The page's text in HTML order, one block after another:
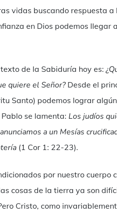
vidas buscando respuesta
en Dios podemos llegar
de la Sabiduría hoy es:
quiere el Señor?Desde el
Santo) podemos lograr
se lamenta: Los judíos
a un Mesías
(1 Cor 1: 22-23).
por nuestro cuerpo
cosas de la tierra ya son
Cristo, como